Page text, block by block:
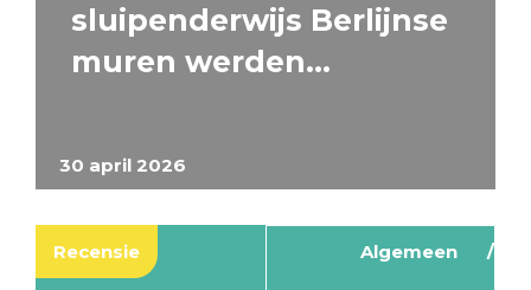
30 april 2026
sluipenderwijs Berlijnse
muren werden…
Recensie Algemeen